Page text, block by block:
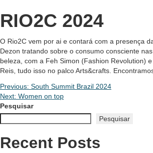
RIO2C 2024
O Rio2C vem por ai e contará com a presença
Dezon tratando sobre o consumo consciente
beleza, com a Feh Simon (Fashion Revolution)
Reis, tudo isso no palco Arts&crafts.
Navegação
de
Post
Previous: South Summit Brazil 2024
Next: Women on top
Pesquisar
Pesquisar
Recent Posts